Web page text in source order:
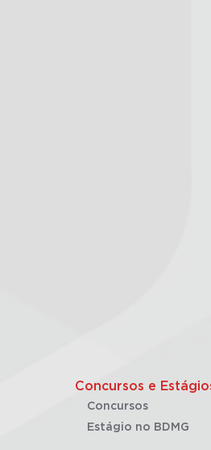
Concursos e
Concursos
Estágio no BDMG